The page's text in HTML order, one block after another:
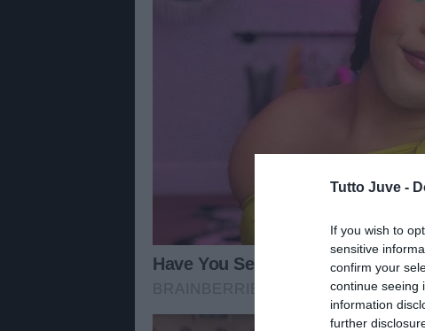
Tutto Juve -
If you wish to
sensitive
confirm your
continue seeing
information
further